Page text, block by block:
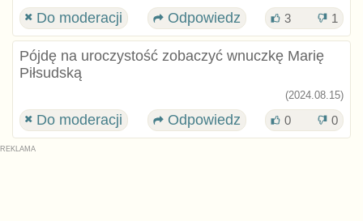
Do moderacji Odpowiedz 3 1
Pójdę na uroczystość zobaczyć wnuczkę Marię
Piłsudską
(2024.08.15)
Do moderacji Odpowiedz 0 0